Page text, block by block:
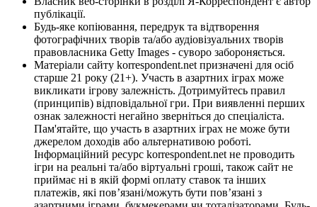
публікації.
Будь-яке копіювання, передрук та відтворення
фотографічних творів та/або аудіовізуальних творів
правовласника Getty Images - суворо забороняється.
Матеріали сайту korrespondent.net призначені для осіб
старше 21 року (21+). Участь в азартних іграх може
викликати ігрову залежність. Дотримуйтесь правил
(принципів) відповідальної гри. При виявленні перших
ознак залежності негайно зверніться до спеціаліста.
Пам'ятайте, що участь в азартних іграх не може бути
джерелом доходів або альтернативою роботі.
Інформаційний ресурс korrespondent.net не проводить
ігри на реальні та/або віртуальні гроші, також сайт не
приймає ні в якій формі оплату ставок та інших
платежів, які пов’язані/можуть бути пов’язані з